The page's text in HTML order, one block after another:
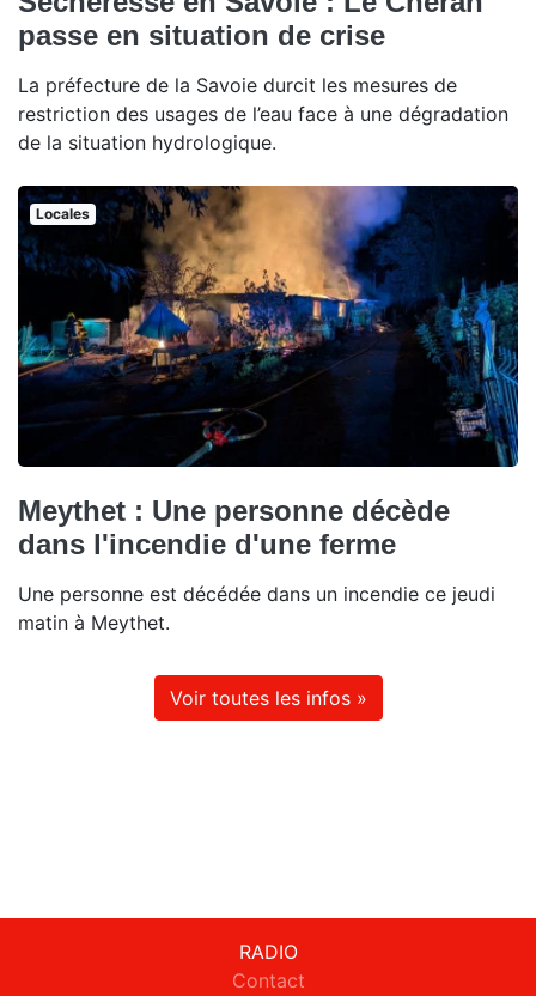
passe en situation de crise
La préfecture de la Savoie durcit les mesures de
restriction des usages de l’eau face à une dégradation
de la situation hydrologique.
Locales
Meythet : Une personne décède
dans l'incendie d'une ferme
Une personne est décédée dans un incendie ce jeudi
matin à Meythet.
Voir toutes les infos »
RADIO
Contact